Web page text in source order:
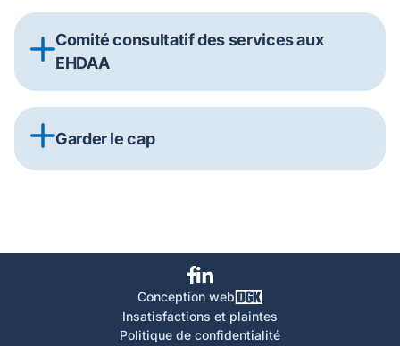
Comité consultatif des services aux
EHDAA
Garder le cap
Conception web
Insatisfactions et plaintes
Politique de confidentialité